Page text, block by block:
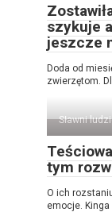
szykuje
jeszcze
Doda od
zwierzętom.
Sławni
tym
O ich
emocje. Kinga